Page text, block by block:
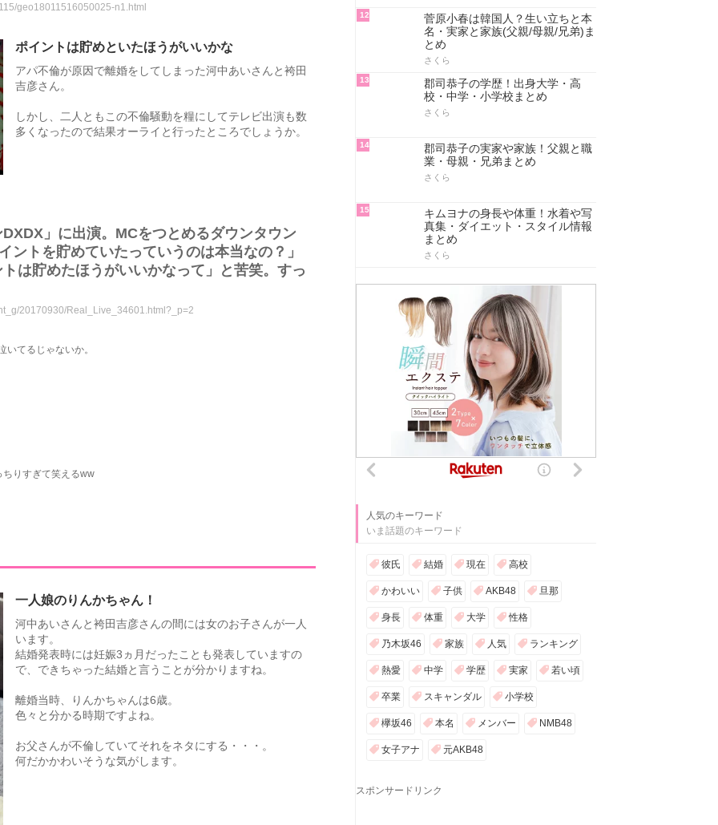
geo18011516050025-n1.html
ポイントは貯めといたほうがいいかな
アパ不倫が原因で離婚をしてしまった河中あいさんと袴田
吉彦さん。
しかし、二人ともこの不倫騒動を糧にしてテレビ出演も数
多くなったので結果オーライと行ったところでしょうか。
」に出演。MCをつとめるダウンタウン
ントを貯めていたっていうのは本当なの？」
は貯めたほうがいいかなって」と苦笑。すっ
20170930/Real_Live_34601.html?_p=2
てるじゃないか。
りすぎて笑えるww
一人娘のりんかちゃん！
河中あいさんと袴田吉彦さんの間には女のお子さんが一人
います。
結婚発表時には妊娠3ヵ月だったことも発表していますの
で、できちゃった結婚と言うことが分かりますね。
離婚当時、りんかちゃんは6歳。
色々と分かる時期ですよね。
お父さんが不倫していてそれをネタにする・・・。
何だかかわいそうな気がします。
12
菅原小春は韓国人？生い立ちと本
名・実家と家族(父親/母親/兄弟)ま
とめ
さくら
13
郡司恭子の学歴！出身大学・高
校・中学・小学校まとめ
さくら
14
郡司恭子の実家や家族！父親と職
業・母親・兄弟まとめ
さくら
15
キムヨナの身長や体重！水着や写
真集・ダイエット・スタイル情報
まとめ
さくら
人気のキーワード
いま話題のキーワード
彼氏 結婚 現在 高校
かわいい 子供 AKB48 旦那
身長 体重 大学 性格
乃木坂46 家族 人気 ランキング
熱愛 中学 学歴 実家 若い頃
卒業 スキャンダル 小学校
欅坂46 本名 メンバー NMB48
女子アナ 元AKB48
スポンサードリンク